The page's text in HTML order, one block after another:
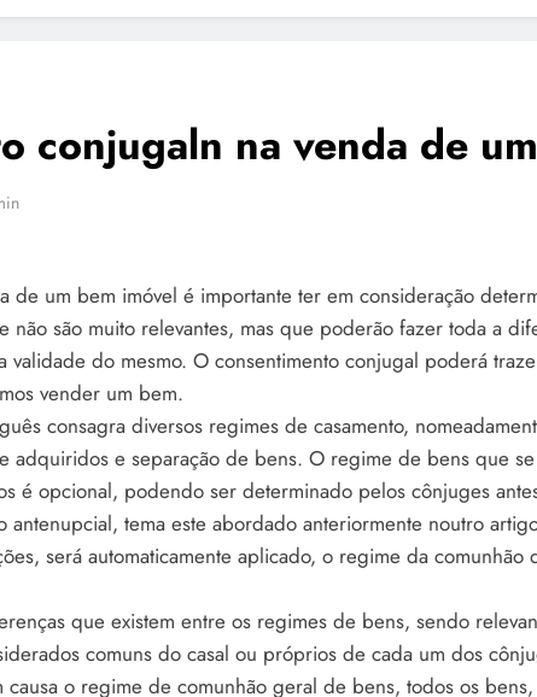
conjugaln na venda de
de um bem imóvel é importante ter em consideração
não são muito relevantes, mas que poderão fazer toda a
validade do mesmo. O consentimento conjugal poderá
vender um bem.
consagra diversos regimes de casamento,
adquiridos e separação de bens. O regime de bens que
é opcional, podendo ser determinado pelos cônjuges
antenupcial, tema este abordado anteriormente noutro
será automaticamente aplicado, o regime da comunhão
que existem entre os regimes de bens, sendo
comuns do casal ou próprios de cada um dos
causa o regime de comunhão geral de bens, todos os